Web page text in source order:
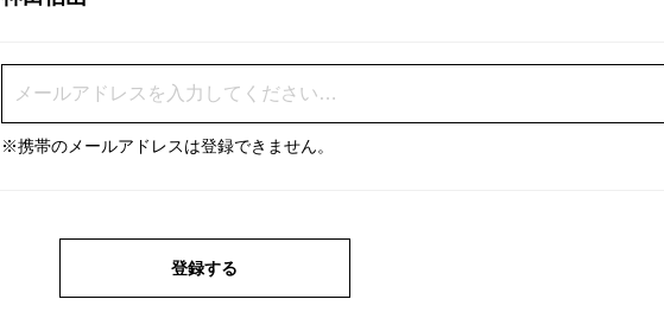
※携帯のメールアドレスは登録できません。
登録する